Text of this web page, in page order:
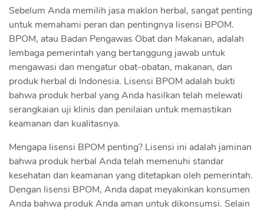
Sebelum Anda memilih jasa maklon herbal, sangat penting
untuk memahami peran dan pentingnya lisensi BPOM.
BPOM, atau Badan Pengawas Obat dan Makanan, adalah
lembaga pemerintah yang bertanggung jawab untuk
mengawasi dan mengatur obat-obatan, makanan, dan
produk herbal di Indonesia. Lisensi BPOM adalah bukti
bahwa produk herbal yang Anda hasilkan telah melewati
serangkaian uji klinis dan penilaian untuk memastikan
keamanan dan kualitasnya.
Mengapa lisensi BPOM penting? Lisensi ini adalah jaminan
bahwa produk herbal Anda telah memenuhi standar
kesehatan dan keamanan yang ditetapkan oleh pemerintah.
Dengan lisensi BPOM, Anda dapat meyakinkan konsumen
Anda bahwa produk Anda aman untuk dikonsumsi. Selain